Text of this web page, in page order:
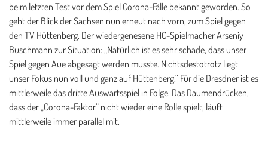
beim letzten Test vor dem Spiel Corona-Fälle bekannt geworden. So
geht der Blick der Sachsen nun erneut nach vorn, zum Spiel gegen
den TV Hüttenberg. Der wiedergenesene HC-Spielmacher Arseniy
Buschmann zur Situation: „Natürlich ist es sehr schade, dass unser
Spiel gegen Aue abgesagt werden musste. Nichtsdestotrotz liegt
unser Fokus nun voll und ganz auf Hüttenberg.“ Für die Dresdner ist es
mittlerweile das dritte Auswärtsspiel in Folge. Das Daumendrücken,
dass der „Corona-Faktor“ nicht wieder eine Rolle spielt, läuft
mittlerweile immer parallel mit.